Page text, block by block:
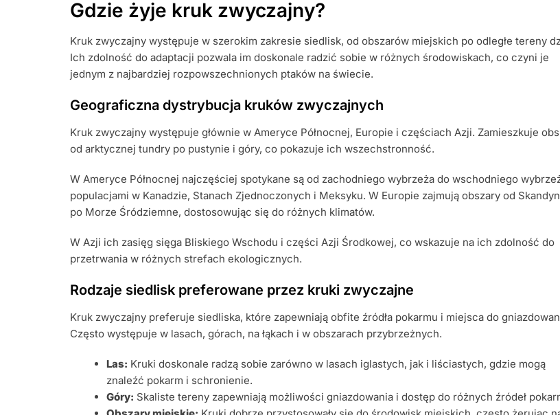
Gdzie żyje kruk zwyczajny?
Kruk zwyczajny występuje w szerokim zakresie siedlisk, od obszarów miejskich po odległe tereny
Ich zdolność do adaptacji pozwala im doskonale radzić sobie w różnych środowiskach, co czyni je
jednym z najbardziej rozpowszechnionych ptaków na świecie.
Geograficzna dystrybucja kruków zwyczajnych
Kruk zwyczajny występuje głównie w Ameryce Północnej, Europie i częściach Azji. Zamieszkuje
od arktycznej tundry po pustynie i góry, co pokazuje ich wszechstronność.
W Ameryce Północnej najczęściej spotykane są od zachodniego wybrzeża do wschodniego
populacjami w Kanadzie, Stanach Zjednoczonych i Meksyku. W Europie zajmują obszary od
po Morze Śródziemne, dostosowując się do różnych klimatów.
W Azji ich zasięg sięga Bliskiego Wschodu i części Azji Środkowej, co wskazuje na ich zdolność do
przetrwania w różnych strefach ekologicznych.
Rodzaje siedlisk preferowane przez kruki zwyczajne
Kruk zwyczajny preferuje siedliska, które zapewniają obfite źródła pokarmu i miejsca do
Często występuje w lasach, górach, na łąkach i w obszarach przybrzeżnych.
Las: Kruki doskonale radzą sobie zarówno w lasach iglastych, jak i liściastych, gdzie mogą
znaleźć pokarm i schronienie.
Góry: Skaliste tereny zapewniają możliwości gniazdowania i dostęp do różnych źródeł